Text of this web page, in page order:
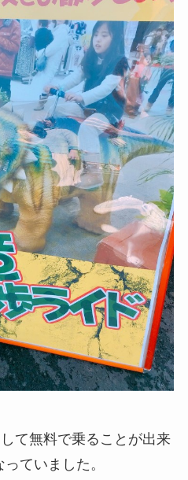
て無料で乗ることが出来
ていました。